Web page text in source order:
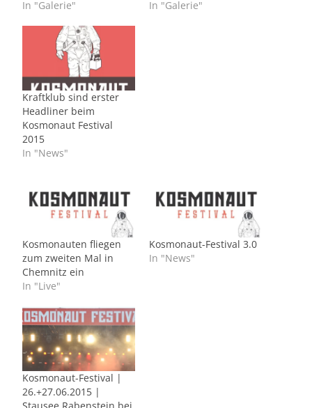
In "Galerie"
In "Galerie"
Kraftklub sind erster
Headliner beim
Kosmonaut Festival
2015
In "News"
Kosmonauten fliegen
zum zweiten Mal in
Chemnitz ein
In "Live"
Kosmonaut-Festival 3.0
In "News"
Kosmonaut-Festival |
26.+27.06.2015 |
Stausee Rabenstein bei